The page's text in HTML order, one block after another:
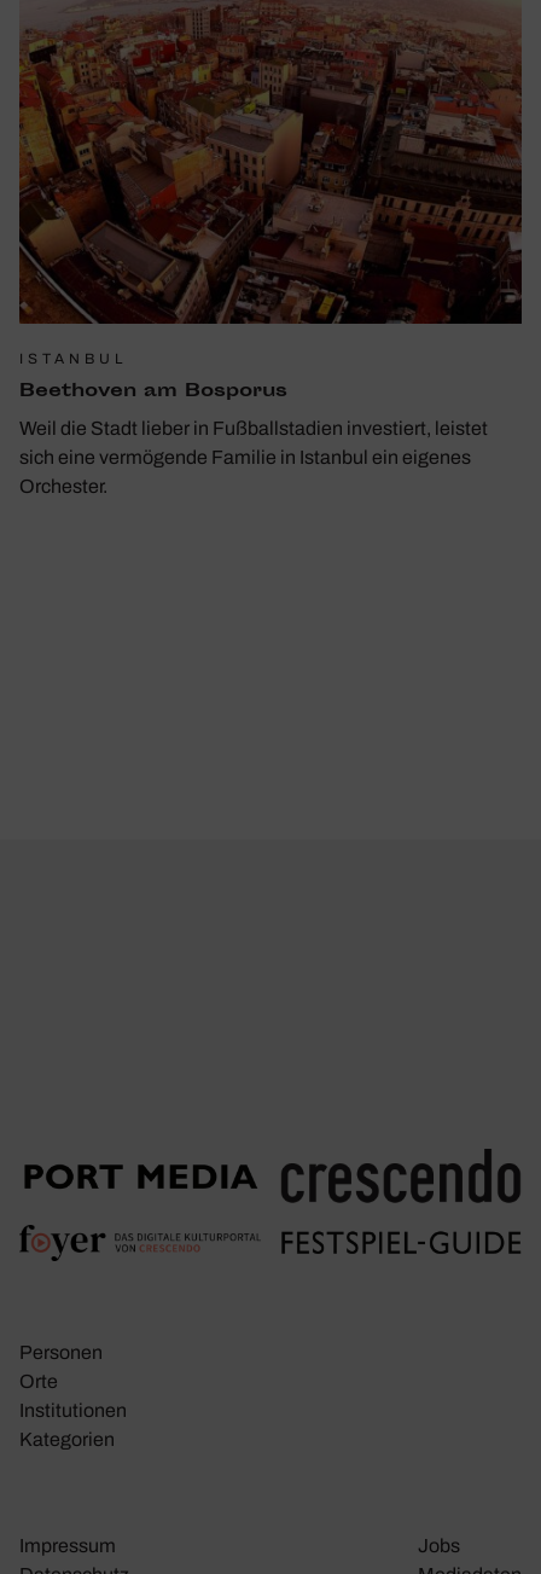
ISTANBUL
Beet­hoven am Bosporus
Weil die Stadt lieber in Fußballstadien investiert, leistet
sich eine vermögende Familie in Istanbul ein eigenes
Orchester.
Personen
Orte
Insti­tu­tionen
Kate­go­rien
Impressum
Jobs